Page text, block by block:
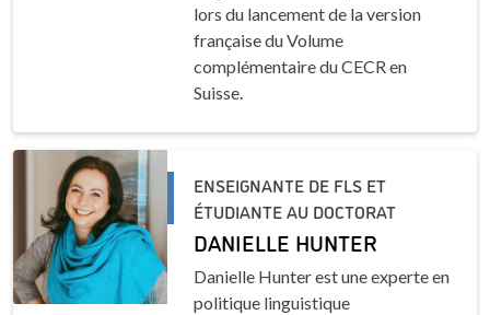
lors du lancement de la version
française du Volume
complémentaire du CECR en
Suisse.
ENSEIGNANTE DE FLS ET
ÉTUDIANTE AU DOCTORAT
DANIELLE HUNTER
Danielle Hunter est une experte en
politique linguistique